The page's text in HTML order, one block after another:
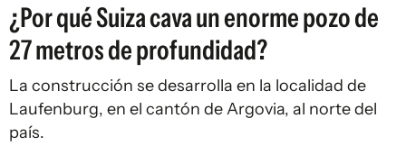
¿Por qué Suiza cava un enorme pozo de
27 metros de profundidad?
La construcción se desarrolla en la localidad de
Laufenburg, en el cantón de Argovia, al norte del
país.